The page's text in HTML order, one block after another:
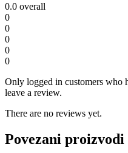
0.0 overall
0
0
0
0
0
Only logged in customers who
leave a review.
There are no reviews yet.
Povezani proizvodi